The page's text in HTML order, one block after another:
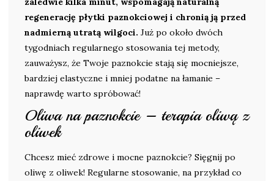
regenerację płytki paznokciowej i chronią ją przed
nadmierną utratą wilgoci. Już po około dwóch
tygodniach regularnego stosowania tej metody,
zauważysz, że Twoje paznokcie stają się mocniejsze,
bardziej elastyczne i mniej podatne na łamanie –
naprawdę warto spróbować!
Oliwa na paznokcie – terapia oliwą z
oliwek
Chcesz mieć zdrowe i mocne paznokcie? Sięgnij po
oliwę z oliwek! Regularne stosowanie, na przykład co